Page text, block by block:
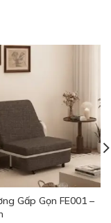
Gấp Gọn FE001 –